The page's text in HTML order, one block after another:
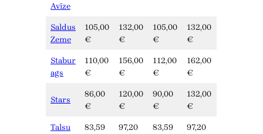
Avīze
Saldus
Zeme
105,00
€
132,00
€
105,00
€
132,00
€
Stabur
ags
110,00
€
156,00
€
112,00
€
162,00
€
Stars
86,00
€
120,00
€
90,00
€
132,00
€
Talsu
83,59
97,20
83,59
97,20